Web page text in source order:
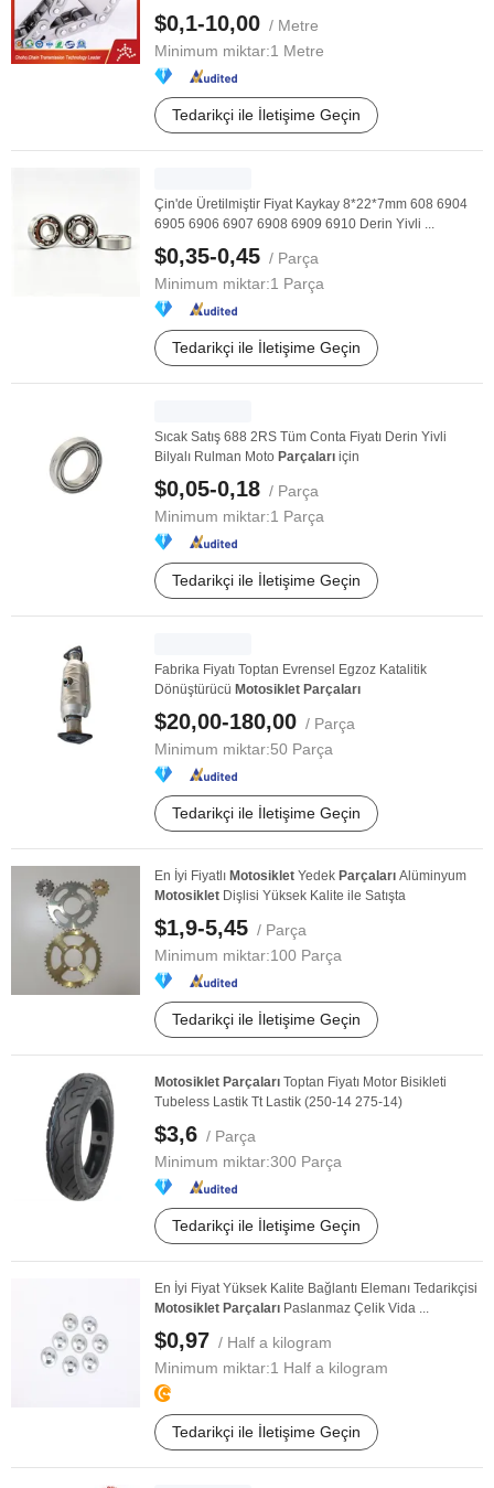
$0,1-10,00 / Metre
Minimum miktar:1 Metre
Tedarikçi ile İletişime Geçin
Çin'de Üretilmiştir Fiyat Kaykay 8*22*7mm 608 6904
6905 6906 6907 6908 6909 6910 Derin Yivli ...
$0,35-0,45 / Parça
Minimum miktar:1 Parça
Tedarikçi ile İletişime Geçin
Sıcak Satış 688 2RS Tüm Conta Fiyatı Derin Yivli
Bilyalı Rulman Moto Parçaları için
$0,05-0,18 / Parça
Minimum miktar:1 Parça
Tedarikçi ile İletişime Geçin
Fabrika Fiyatı Toptan Evrensel Egzoz Katalitik
Dönüştürücü Motosiklet Parçaları
$20,00-180,00 / Parça
Minimum miktar:50 Parça
Tedarikçi ile İletişime Geçin
En İyi Fiyatlı Motosiklet Yedek Parçaları Alüminyum
Motosiklet Dişlisi Yüksek Kalite ile Satışta
$1,9-5,45 / Parça
Minimum miktar:100 Parça
Tedarikçi ile İletişime Geçin
Motosiklet Parçaları Toptan Fiyatı Motor Bisikleti
Tubeless Lastik Tt Lastik (250-14 275-14)
$3,6 / Parça
Minimum miktar:300 Parça
Tedarikçi ile İletişime Geçin
En İyi Fiyat Yüksek Kalite Bağlantı Elemanı Tedarikçisi
Motosiklet Parçaları Paslanmaz Çelik Vida ...
$0,97 / Half a kilogram
Minimum miktar:1 Half a kilogram
Tedarikçi ile İletişime Geçin